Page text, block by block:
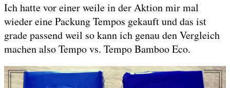
Ich hatte vor einer weile in der Aktion mir mal
wieder eine Packung Tempos gekauft und das ist
grade passend weil so kann ich genau den Vergleich
machen also Tempo vs. Tempo Bamboo Eco.